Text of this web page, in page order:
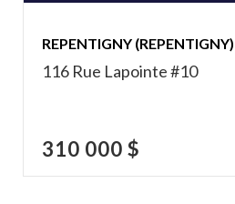
REPENTIGNY (REPENTIGNY)
116 Rue Lapointe #10
310 000 $